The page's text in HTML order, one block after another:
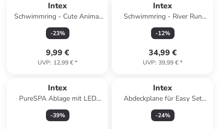
Intex
Schwimmring - Cute Animal
Tubes in blau
-23%
9,99 €
UVP: 12,99 €*
Intex
Schwimmring - River Run
Connect 130x126cm in
mehrfarbig
-12%
34,99 €
UVP: 39,99 €*
Intex
PureSPA Ablage mit LED
Licht ohne Altersempfehlung
in beige
-39%
Intex
Abdeckplane für Easy Set
Pools Ø 366cm in blau
-24%